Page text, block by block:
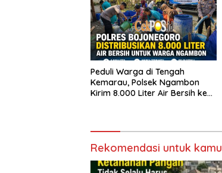
Peduli Warga di Tengah
Kemarau, Polsek Ngambon
Kirim 8.000 Liter Air Bersih ke
Rekomendasi untuk kamu